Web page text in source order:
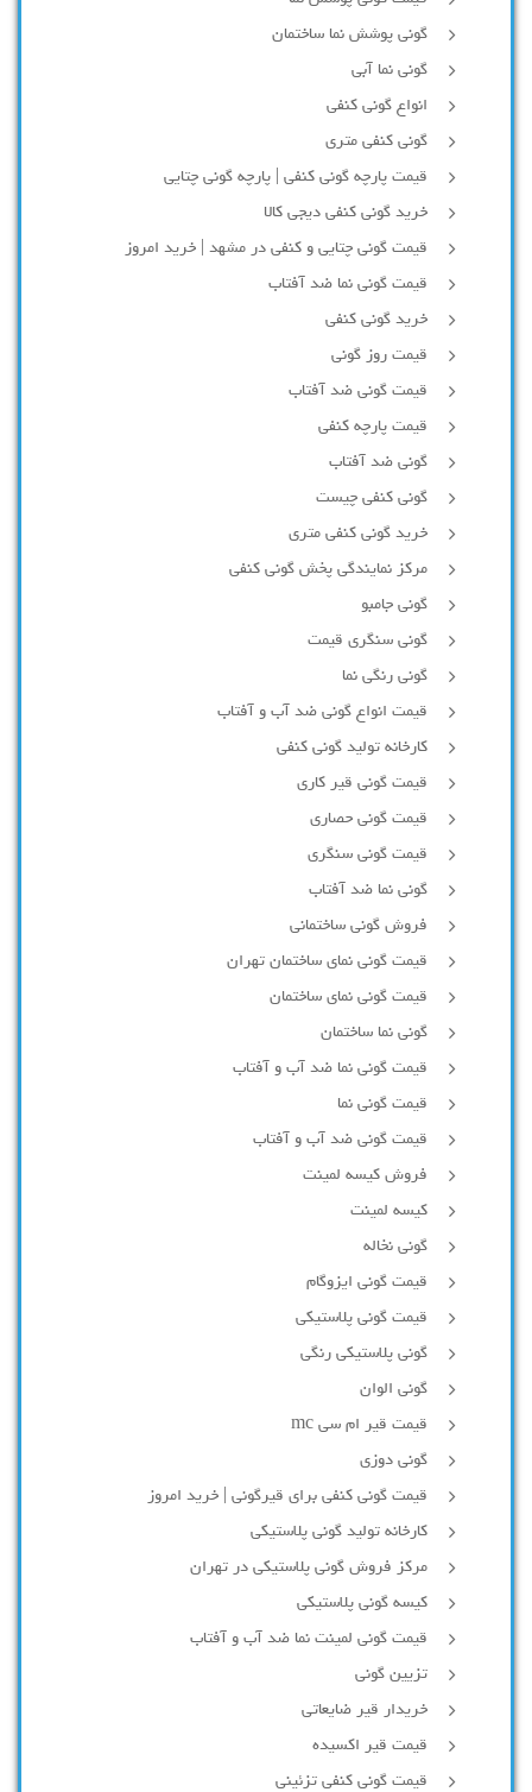
گونی پوشش نما ساختمان
گونی نما آبی
انواع گونی کنفی
گونی کنفی متری
قیمت پارچه گونی کنفی | پارچه گونی چتایی
خرید گونی کنفی دیجی کالا
قیمت گونی چتایی و کنفی در مشهد | خرید امروز
قیمت گونی نما ضد آفتاب
خرید گونی کنفی
قیمت روز گونی
قیمت گونی ضد آفتاب
قیمت پارچه کنفی
گونی ضد آفتاب
گونی کنفی چیست
خرید گونی کنفی متری
مرکز نمایندگی پخش گونی کنفی
گونی جامبو
گونی سنگری قیمت
گونی رنگی نما
قیمت انواع گونی ضد آب و آفتاب
کارخانه تولید گونی کنفی
قیمت گونی قیر کاری
قیمت گونی حصاری
قیمت گونی سنگری
گونی نما ضد آفتاب
فروش گونی ساختمانی
قیمت گونی نمای ساختمان تهران
قیمت گونی نمای ساختمان
گونی نما ساختمان
قیمت گونی نما ضد آب و آفتاب
قیمت گونی نما
قیمت گونی ضد آب و آفتاب
فروش کیسه لمینت
کیسه لمینت
گونی نخاله
قیمت گونی ایزوگام
قیمت گونی پلاستیکی
گونی پلاستیکی رنگی
گونی الوان
قیمت قیر ام سی mc
گونی دوزی
قیمت گونی کنفی برای قیرگونی | خرید امروز
کارخانه تولید گونی پلاستیکی
مرکز فروش گونی پلاستیکی در تهران
کیسه گونی پلاستیکی
قیمت گونی لمینت نما ضد آب و آفتاب
تزیین گونی
خریدار قیر ضایعاتی
قیمت قیر اکسیده
قیمت گونی کنفی تزئینی